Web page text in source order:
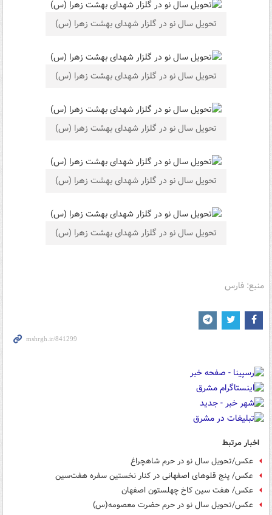
تحویل سال نو در گلزار شهدای بهشت زهرا (س)
تحویل سال نو در گلزار شهدای بهشت زهرا (س)
تحویل سال نو در گلزار شهدای بهشت زهرا (س)
تحویل سال نو در گلزار شهدای بهشت زهرا (س)
تحویل سال نو در گلزار شهدای بهشت زهرا (س)
منبع: فارس
اخبار مرتبط
عکس/تحویل سال نو در حرم شاهچراغ
عکس/ پنج قلوهای اصفهانی در کنار نخستین سفره هفت‌سین
عکس/ هفت سین کاخ چهلستون اصفهان
عکس/تحویل سال نو در حرم حضرت معصومه(س)